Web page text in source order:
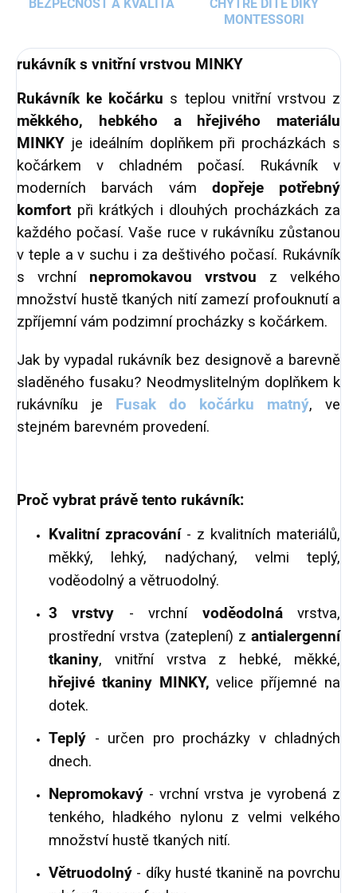
BEZPEČNOST A KVALITA
CHYTRÉ DÍTĚ DÍKY
MONTESSORI
rukávník s vnitřní vrstvou MINKY
Rukávník ke kočárku s teplou vnitřní vrstvou z
měkkého, hebkého a hřejivého materiálu
MINKY je ideálním doplňkem při procházkách s
kočárkem v chladném počasí. Rukávník v
moderních barvách vám dopřeje potřebný
komfort při krátkých i dlouhých procházkách za
každého počasí. Vaše ruce v rukávníku zůstanou
v teple a v suchu i za deštivého počasí. Rukávník
s vrchní nepromokavou vrstvou z velkého
množství hustě tkaných nití zamezí profouknutí a
zpříjemní vám podzimní procházky s kočárkem.
Jak by vypadal rukávník bez designově a barevně
sladěného fusaku? Neodmyslitelným doplňkem k
rukávníku je Fusak do kočárku matný, ve
stejném barevném provedení.
Proč vybrat právě tento rukávník:
Kvalitní zpracování- z kvalitních materiálů,
měkký, lehký, nadýchaný, velmi teplý,
voděodolný a větruodolný.
3 vrstvy - vrchní voděodolnávrstva,
prostřední vrstva (zateplení) z antialergenní
tkaniny, vnitřní vrstva z hebké, měkké,
hřejivé tkaniny MINKY, velice příjemné na
dotek.
Teplý - určen pro procházky v chladných
dnech.
Nepromokavý - vrchní vrstva je vyrobená z
tenkého, hladkého nylonu z velmi velkého
množství hustě tkaných nití.
Větruodolný - díky husté tkanině na povrchu